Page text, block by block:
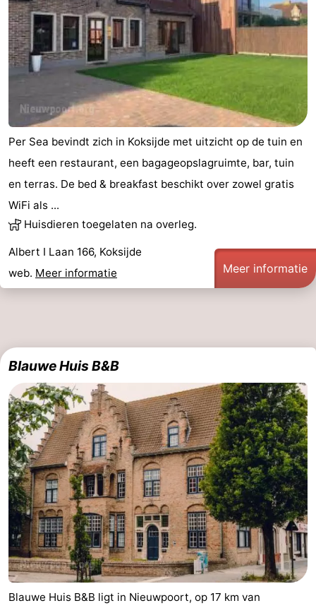
Per Sea bevindt zich in Koksijde met uitzicht op de tuin en
heeft een restaurant, een bagageopslagruimte, bar, tuin
en terras. De bed & breakfast beschikt over zowel gratis
WiFi als ...
Huisdieren toegelaten na overleg.
Albert I Laan 166, Koksijde
web. Meer informatie Meer informatie
Blauwe Huis B&B
Blauwe Huis B&B ligt in Nieuwpoort, op 17 km van